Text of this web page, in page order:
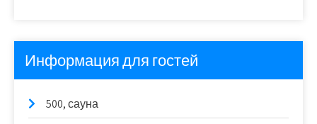
Информация для гостей
500, сауна